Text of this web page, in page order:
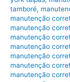
tamboré,
manutenção
manutenção
manutenção
manutenção
manutenção
manutenção
manutenção